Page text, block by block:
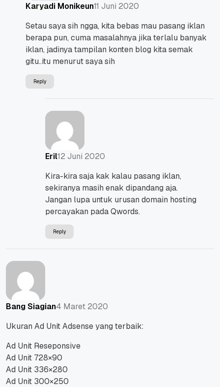
Karyadi Monikeun11 Juni 2020
Setau saya sih ngga, kita bebas mau pasang iklan
berapa pun, cuma masalahnya jika terlalu banyak
iklan, jadinya tampilan konten blog kita semak
gitu..itu menurut saya sih
Reply
Eril12 Juni 2020
Kira-kira saja kak kalau pasang iklan,
sekiranya masih enak dipandang aja.
Jangan lupa untuk urusan domain hosting
percayakan pada Qwords.
Reply
Bang Siagian4 Maret 2020
Ukuran Ad Unit Adsense yang terbaik:
Ad Unit Reseponsive
Ad Unit 728×90
Ad Unit 336×280
Ad Unit 300×250